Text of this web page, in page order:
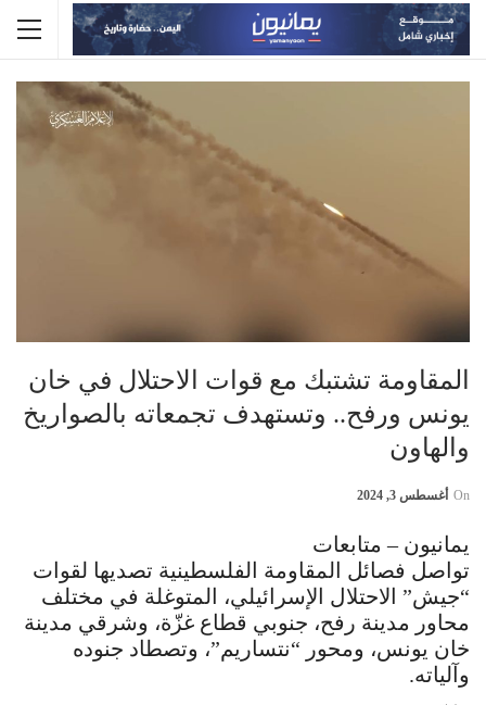
المقاومة تشتبك مع قوات الاحتلال في خان
يونس ورفح.. وتستهدف تجمعاته بالصواريخ
والهاون
On أغسطس 3, 2024
يمانيون – متابعات
تواصل فصائل المقاومة الفلسطينية تصديها لقوات
“جيش” الاحتلال الإسرائيلي، المتوغلة في مختلف
محاور مدينة رفح، جنوبي قطاع غزّة، وشرقي مدينة
خان يونس، ومحور “نتساريم”، وتصطاد جنوده
وآلياته.